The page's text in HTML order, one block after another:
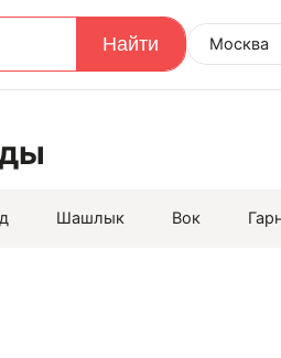
Москва
Шашлык Вок